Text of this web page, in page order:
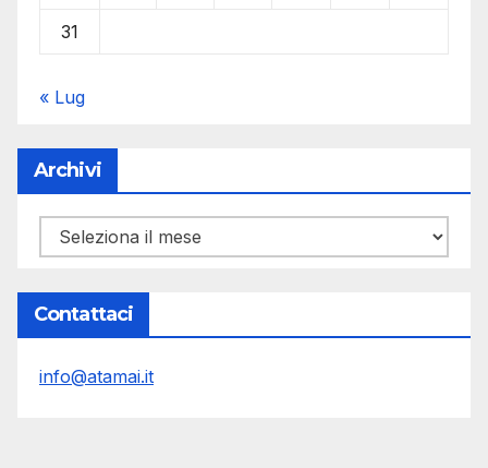
31
« Lug
Archivi
Archivi
Contattaci
info@atamai.it